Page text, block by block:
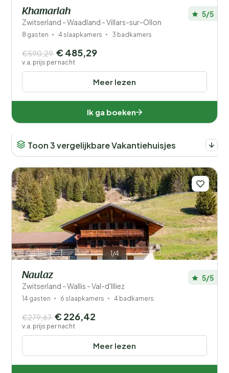
Je vakantie
Kies reisdata en je gezelschap
Wanneer?
Aantal gasten?
Afstand 1
Prijs
Populaire filters
Voorzieningen
Wellness
Khamariah
Zwitserland - Waadland - Villars-sur-Ollon
5/5
8 gasten 4 slaapkamers 3 badkamers
Meer lezen
€590,29 € 485,29
v.a. prijs per nacht
Ik ga boeken
Toon 3 vergelijkbare Vakantiehuisjes
1/4
Naulaz
Zwitserland - Wallis - Val-d'Illiez
5/5
14 gasten 6 slaapkamers 4 badkamers
Meer lezen
€279,67 € 226,42
v.a. prijs per nacht